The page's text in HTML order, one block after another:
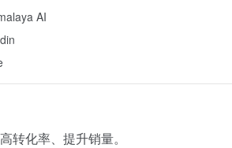
AI
转化率、提升销量。